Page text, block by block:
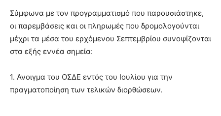
Σύμφωνα με τον προγραμματισμό που παρουσιάστηκε,
οι παρεμβάσεις και οι πληρωμές που δρομολογούνται
μέχρι τα μέσα του ερχόμενου Σεπτεμβρίου συνοψίζονται
στα εξής εννέα σημεία:
1. Άνοιγμα του ΟΣΔΕ εντός του Ιουλίου για την
πραγματοποίηση των τελικών διορθώσεων.